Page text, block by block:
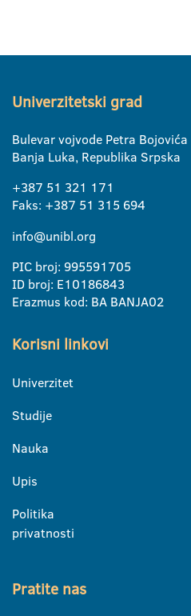
Univerzitetski grad
Bulevar vojvode Petra Bojovića
Banja Luka, Republika Srpska
+387 51 321 171
Faks: +387 51 315 694
info@unibl.org
PIC broj: 995591705
ID broj: E10186843
Erazmus kod: BA BANJA02
Korisni linkovi
Univerzitet
Studije
Nauka
Upis
Politika
privatnosti
Pratite nas